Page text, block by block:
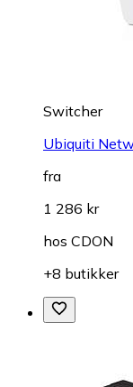
Switcher
Ubiquiti
fra
1 286 kr
hos CDON
+8 butikker